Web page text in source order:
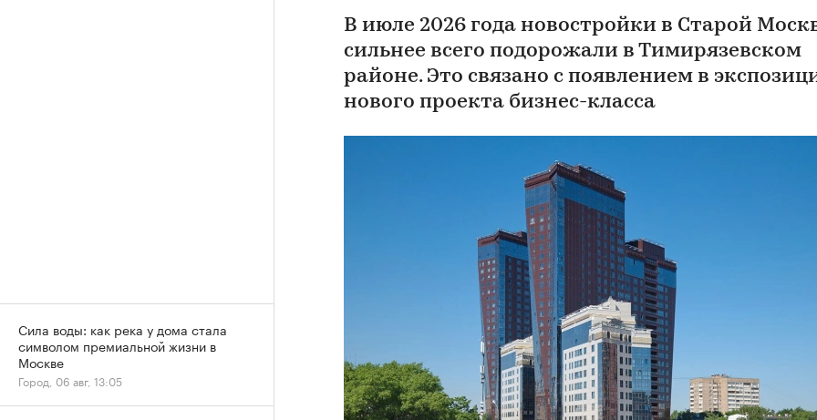
В июле 2026 года новостройки в Старой
сильнее всего подорожали в Тимирязевском
районе. Это связано с появлением в
нового проекта бизнес-класса
Сила воды: как река у дома стала
символом премиальной жизни в
Москве
Город, 06 авг, 13:05